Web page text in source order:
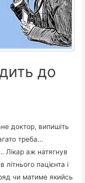
до
доктор, випишіть
треба…
Лікар аж натягнув
пацієнта і
чи матиме якийсь